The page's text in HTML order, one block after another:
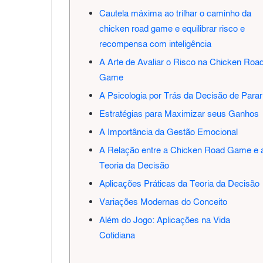
a
i
l
Cautela máxima ao trilhar o caminho da
chicken road game e equilibrar risco e
recompensa com inteligência
A Arte de Avaliar o Risco na Chicken
Game
A Psicologia por Trás da Decisão de Parar
Estratégias para Maximizar seus Ganhos
A Importância da Gestão Emocional
A Relação entre a Chicken Road Game e
Teoria da Decisão
Aplicações Práticas da Teoria da Decisão
Variações Modernas do Conceito
Além do Jogo: Aplicações na Vida
Cotidiana